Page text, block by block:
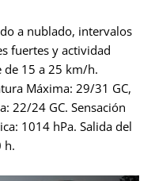
a nublado, intervalos
fuertes y actividad
de 15 a 25 km/h.
Máxima: 29/31 GC,
22/24 GC. Sensación
1014 hPa. Salida del
h.